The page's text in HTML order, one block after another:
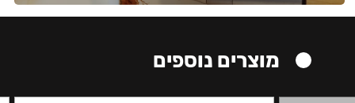
מוצרים נוספים